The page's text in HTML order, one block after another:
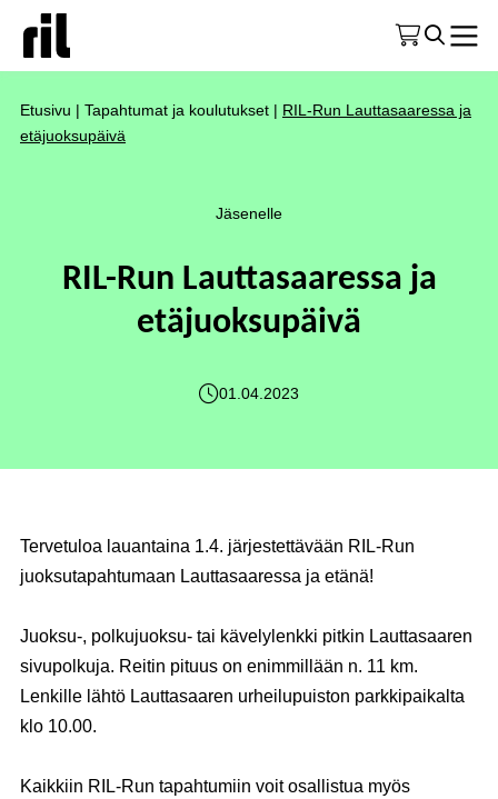
Etusivu | Tapahtumat ja koulutukset | RIL-Run Lauttasaaressa ja
etäjuoksupäivä
Jäsenelle
RIL-Run Lauttasaaressa ja
etäjuoksupäivä
01.04.2023
Tervetuloa lauantaina 1.4. järjestettävään RIL-Run
juoksutapahtumaan Lauttasaaressa ja etänä!
Juoksu-, polkujuoksu- tai kävelylenkki pitkin Lauttasaaren
sivupolkuja. Reitin pituus on enimmillään n. 11 km.
Lenkille lähtö Lauttasaaren urheilupuiston parkkipaikalta
klo 10.00.
Kaikkiin RIL-Run tapahtumiin voit osallistua myös